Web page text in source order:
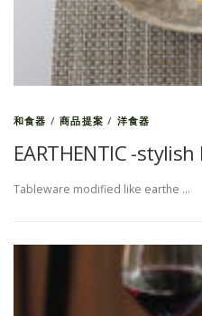
和食器 /商品提案 / 洋食器
EARTHENTIC -
Tableware modified like earthe …